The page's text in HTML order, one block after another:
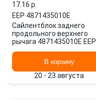
17.16 p.
EEP·4871435010E
Сайлентблок заднего
продольного верхнего
рычага 4871435010E EEP
В корзину
20 - 23 августа